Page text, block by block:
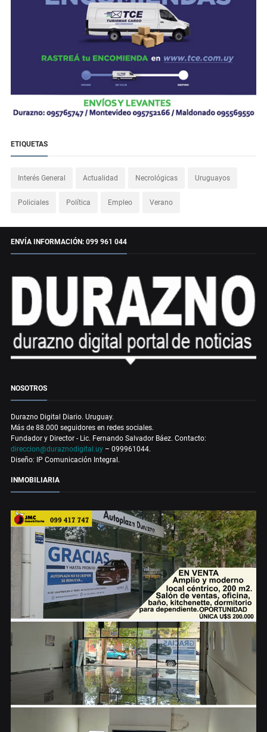
ETIQUETAS
Interés General Actualidad Necrológicas Uruguayos
Policiales Política Empleo Verano
ENVÍA INFORMACIÓN: 099 961 044
NOSOTROS
Durazno Digital Diario. Uruguay.
Más de 88.000 seguidores en redes sociales.
Fundador y Director - Lic. Fernando Salvador Báez. Contacto:
direccion@duraznodigital.uy – 099961044.
Diseño: IP Comunicación Integral.
INMOBILIARIA